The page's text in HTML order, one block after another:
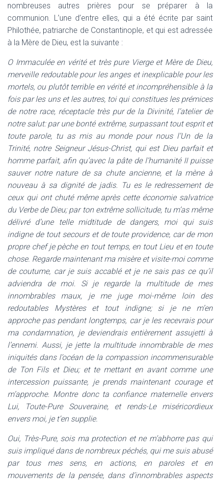
nombreuses autres prières pour se préparer à la
communion. L’une d’entre elles, qui a été écrite par saint
Philothée, patriarche de Constantinople, et qui est adressée
à la Mère de Dieu, est la suivante :
O Immaculée en vérité et très pure Vierge et Mère de Dieu,
merveille redoutable pour les anges et inexplicable pour les
mortels, ou plutôt terrible en vérité et incompréhensible à la
fois par les uns et les autres, toi qui constitues les prémices
de notre race, réceptacle très pur de la Divinité, l’atelier de
notre salut: par une bonté extrême, surpassant tout esprit et
toute parole, tu as mis au monde pour nous l’Un de la
Trinité, notre Seigneur Jésus-Christ, qui est Dieu parfait et
homme parfait, afin qu’avec la pâte de l’humanité II puisse
sauver notre nature de sa chute ancienne, et la mène à
nouveau à sa dignité de jadis. Tu es le redressement de
ceux qui ont chuté même après cette économie salvatrice
du Verbe de Dieu; par ton extrême sollicitude, tu m’as même
délivré d’une telle midtitude de dangers, moi qui suis
indigne de tout secours et de toute providence, car de mon
propre chef je pèche en tout temps, en tout Lieu et en toute
chose. Regarde maintenant ma misère et visite-moi comme
de coutume, car je suis accablé et je ne sais pas ce qu’il
adviendra de moi. Si je regarde la multitude de mes
innombrables maux, je me juge moi-même loin des
redoutables Mystères et tout indigne; si je ne m’en
approche pas pendant longtemps, car je les recevrais pour
ma condamnation, je deviendrais entièrement assujetti à
l’ennemi. Aussi, je jette la multitude innombrable de mes
iniquités dans l’océan de la compassion incommensurable
de Ton Fils et Dieu; et te mettant en avant comme une
intercession puissante, je prends maintenant courage et
m’approche. Montre donc ta confiance maternelle envers
Lui, Toute-Pure Souveraine, et rends-Le miséricordieux
envers moi, je t’en supplie.
Oui, Très-Pure, sois ma protection et ne m’abhorre pas qui
suis impliqué dans de nombreux péchés, qui me suis abusé
par tous mes sens, en actions, en paroles et en
mouvements de la pensée, dans d’innombrables aspects